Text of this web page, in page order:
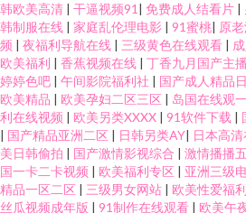
韩欧美高清 | 干逼视频91 | 免费成人结看片 |
韩制服在线 | 家庭乱伦理电影 | 91蜜桃| 原
频 | 夜福利导航在线 | 三级黄色在线观看 |
欧美福利 | 香蕉视频在线 | 丁香九月国产主播
婷婷色吧 | 午间影院福利社 | 国产成人精品
欧美精品 | 欧美孕妇二区三区 | 岛国在线观
利在线视频 | 欧美另类XXXX | 91软件下载 |
| 国产精品亚洲二区 | 日韩另类AY| 日本高
美日韩偷拍 | 国产激情影视综合 | 激情播播
国一卡二卡视频 | 欧美福利专区 | 亚洲三级
精品一区二区 | 三级男女网站 | 欧美性爱福
丝瓜视频成年版 | 91制作在线观看 | 欧美午